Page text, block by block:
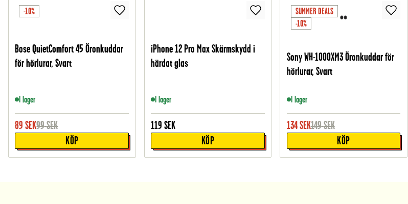
-10%
Bose QuietComfort 45 Öronkuddar
för hörlurar, Svart
I lager
89 SEK99SEK
KÖP
iPhone 12 Pro Max Skärmskydd i
härdat glas
I lager
119 SEK
KÖP
SUMMER DEALS
-10%
Sony WH-1000XM3 Öronkuddar för
hörlurar, Svart
I lager
134SEK149SEK
KÖP